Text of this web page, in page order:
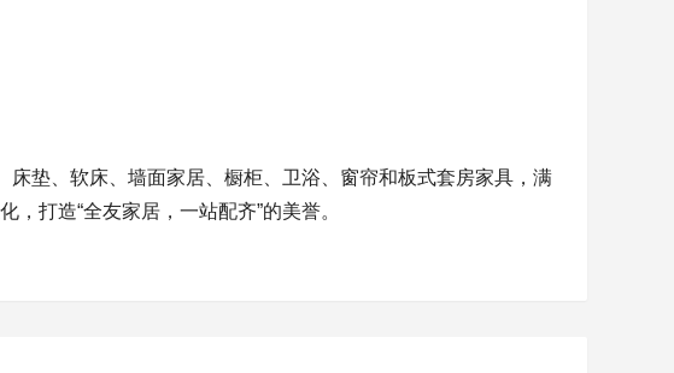
垫、软床、墙面家居、橱柜、卫浴、窗帘和板式套房家具，满
打造“全友家居，一站配齐”的美誉。